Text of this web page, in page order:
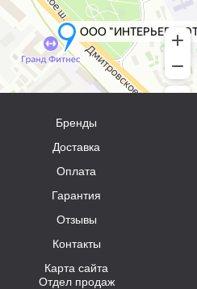
Бренды
Доставка
Оплата
Гарантия
Отзывы
Контакты
Карта сайта
Отдел продаж